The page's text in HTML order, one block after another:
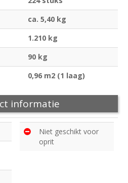
ca. 5,40 kg
1.210 kg
90 kg
0,96 m2 (1 laag)
informatie
Niet geschikt voor
oprit